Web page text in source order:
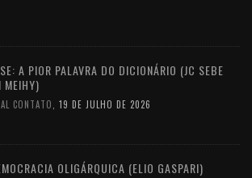
A PIOR PALAVRA DO DICIONÁRIO (JC SEBE
MEIHY)
CONTATO, 19 DE JULHO DE 2026
OLIGÁRQUICA (ELIO GASPARI)